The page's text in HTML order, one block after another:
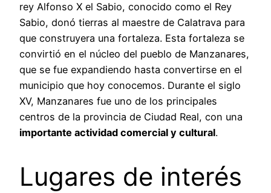
rey Alfonso X el Sabio, conocido como el Rey
Sabio, donó tierras al maestre de Calatrava para
que construyera una fortaleza. Esta fortaleza se
convirtió en el núcleo del pueblo de Manzanares,
que se fue expandiendo hasta convertirse en el
municipio que hoy conocemos. Durante el siglo
XV, Manzanares fue uno de los principales
centros de la provincia de Ciudad Real, con una
importante actividad comercial y cultural.
Lugares de interés